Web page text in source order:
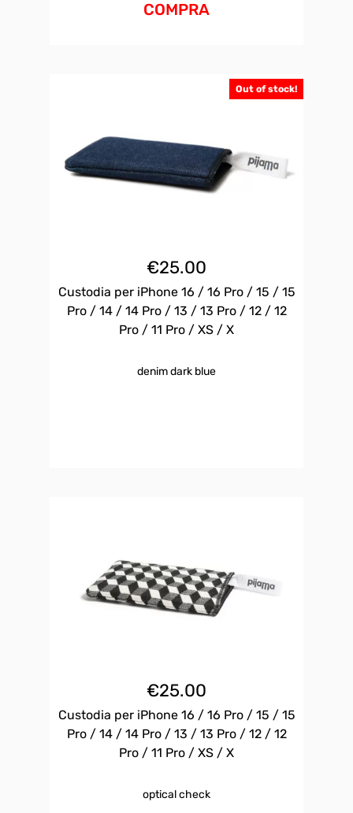
COMPRA
Out of stock!
€25.00
Custodia per iPhone 16 / 16 Pro / 15 / 15
Pro / 14 / 14 Pro / 13 / 13 Pro / 12 / 12
Pro / 11 Pro / XS / X
denim dark blue
€25.00
Custodia per iPhone 16 / 16 Pro / 15 / 15
Pro / 14 / 14 Pro / 13 / 13 Pro / 12 / 12
Pro / 11 Pro / XS / X
optical check